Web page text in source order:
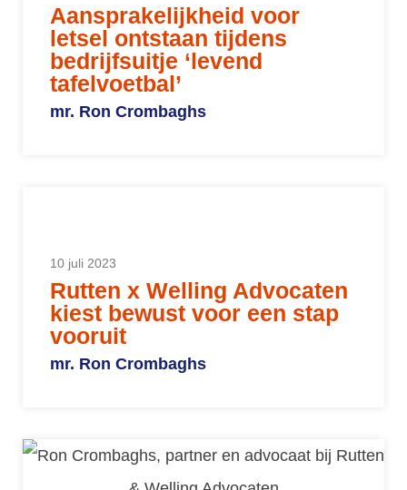
Aansprakelijkheid voor
letsel ontstaan tijdens
bedrijfsuitje ‘levend
tafelvoetbal’
mr. Ron Crombaghs
10 juli 2023
Rutten x Welling Advocaten
kiest bewust voor een stap
vooruit
mr. Ron Crombaghs